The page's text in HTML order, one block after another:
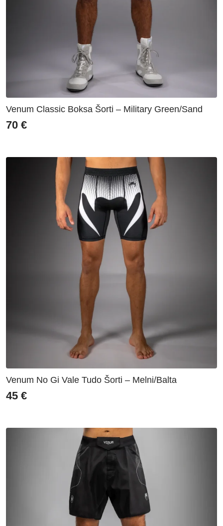
Venum Classic Boksa Šorti – Military Green/Sand
70 €
Venum No Gi Vale Tudo Šorti – Melni/Balta
45 €